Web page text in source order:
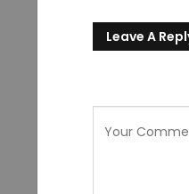
Leave A